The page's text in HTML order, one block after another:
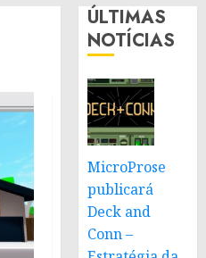
ÚLTIMAS
NOTÍCIAS
MicroProse
publicará
Deck and
Conn –